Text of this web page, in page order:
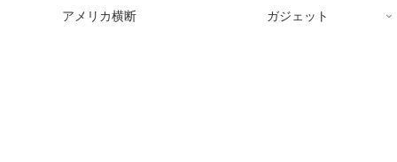
アメリカ横断 ガジェット